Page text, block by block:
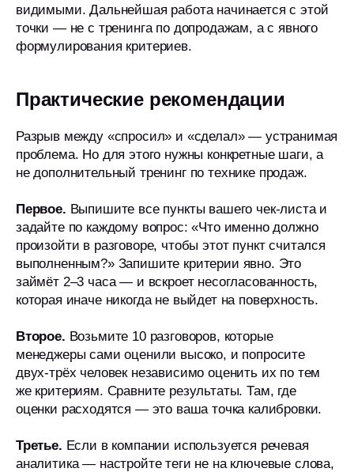
видимыми. Дальнейшая работа начинается с этой
точки — не с тренинга по допродажам, а с явного
формулирования критериев.
Практические рекомендации
Разрыв между «спросил» и «сделал» — устранимая
проблема. Но для этого нужны конкретные шаги, а
не дополнительный тренинг по технике продаж.
Первое. Выпишите все пункты вашего чек-листа и
задайте по каждому вопрос: «Что именно должно
произойти в разговоре, чтобы этот пункт считался
выполненным?» Запишите критерии явно. Это
займёт 2–3 часа — и вскроет несогласованность,
которая иначе никогда не выйдет на поверхность.
Второе. Возьмите 10 разговоров, которые
менеджеры сами оценили высоко, и попросите
двух-трёх человек независимо оценить их по тем
же критериям. Сравните результаты. Там, где
оценки расходятся — это ваша точка калибровки.
Третье. Если в компании используется речевая
аналитика — настройте теги не на ключевые слова,
Разработка сайта
©2025. Все права защищены.
OOO «Имотио» ИНН: 9731109793